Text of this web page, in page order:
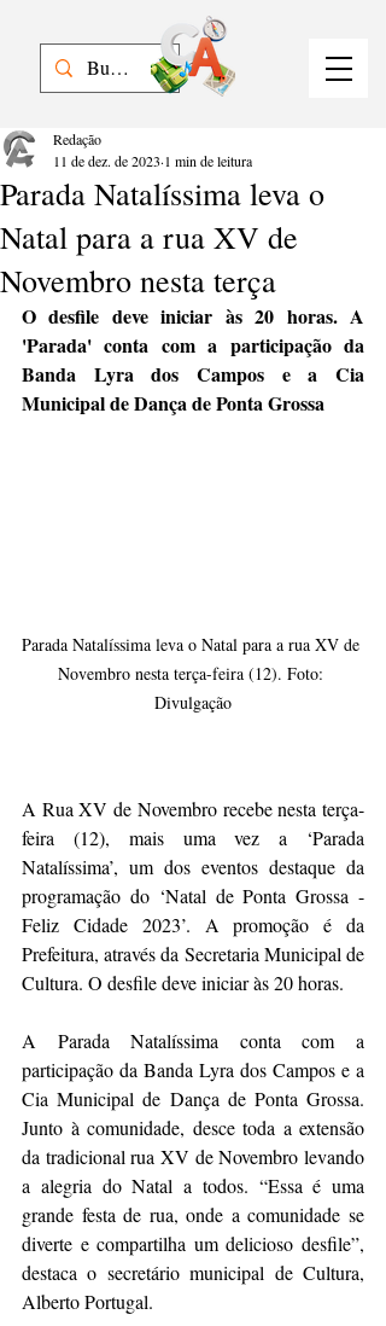
Parada Natalíssima leva o
Natal para a rua XV de
Novembro nesta terça
Redação
11 de dez. de 2023 1 min de leitura
O desfile deve iniciar às 20 horas. A
'Parada' conta com a participação da
Banda Lyra dos Campos e a Cia
Municipal de Dança de Ponta Grossa
Parada Natalíssima leva o Natal para a rua XV de
Novembro nesta terça-feira (12). Foto:
Divulgação
A Rua XV de Novembro recebe nesta terça-
feira (12), mais uma vez a ‘Parada
Natalíssima’, um dos eventos destaque da
programação do ‘Natal de Ponta Grossa -
Feliz Cidade 2023’. A promoção é da
Prefeitura, através da Secretaria Municipal de
Cultura. O desfile deve iniciar às 20 horas.
A Parada Natalíssima conta com a
participação da Banda Lyra dos Campos e a
Cia Municipal de Dança de Ponta Grossa.
Junto à comunidade, desce toda a extensão
da tradicional rua XV de Novembro levando
a alegria do Natal a todos. “Essa é uma
grande festa de rua, onde a comunidade se
diverte e compartilha um delicioso desfile”,
destaca o secretário municipal de Cultura,
Alberto Portugal.